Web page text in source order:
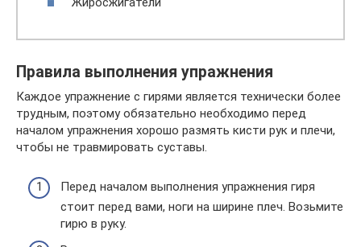
Правила выполнения упражнения
Каждое упражнение с гирями является технически более
трудным, поэтому обязательно необходимо перед
началом упражнения хорошо размять кисти рук и плечи,
чтобы не травмировать суставы.
Перед началом выполнения упражнения гиря
стоит перед вами, ноги на ширине плеч. Возьмите
гирю в руку.